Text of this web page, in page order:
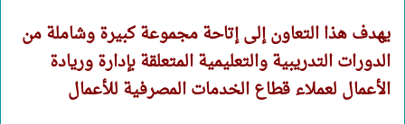
يهدف هذا التعاون إلى إتاحة مجموعة كبيرة وشاملة من
الدورات التدريبية والتعليمية المتعلقة بإدارة وريادة
الأعمال لعملاء قطاع الخدمات المصرفية للأعمال